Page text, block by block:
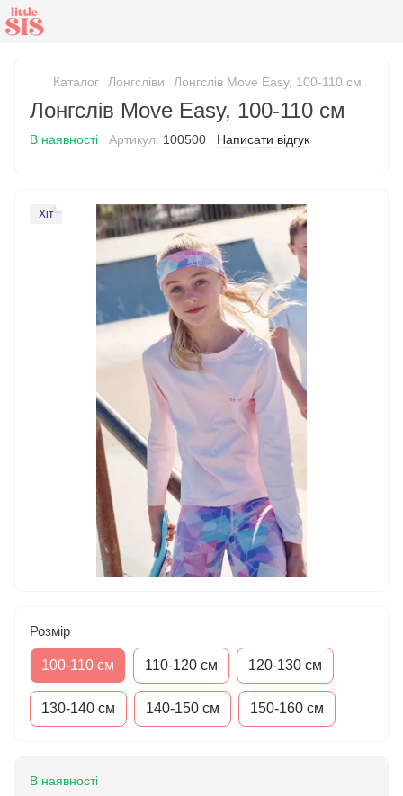
Каталог Лонгсліви Лонгслів Move Easy, 100-110 см
Лонгслів Move Easy, 100-110 см
В наявності Артикул: 100500 Написати відгук
Хіт
Розмір
100-110 см 110-120 см 120-130 см
130-140 см 140-150 см 150-160 см
В наявності